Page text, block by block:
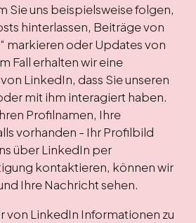
Sie uns beispielsweise folgen,
hinterlassen, Beiträge von
markieren oder Updates von
Fall erhalten wir eine
LinkedIn, dass Sie unseren
mit ihm interagiert haben.
Profilnamen, Ihre
vorhanden - Ihr Profilbild
über LinkedIn per
kontaktieren, können wir
Ihre Nachricht sehen.
von LinkedIn Informationen zu